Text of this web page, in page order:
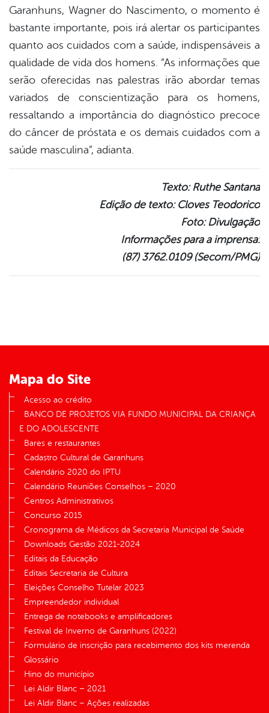
Garanhuns, Wagner do Nascimento, o momento é
bastante importante, pois irá alertar os participantes
quanto aos cuidados com a saúde, indispensáveis a
qualidade de vida dos homens. “As informações que
serão oferecidas nas palestras irão abordar temas
variados de conscientização para os homens,
ressaltando a importância do diagnóstico precoce
do câncer de próstata e os demais cuidados com a
saúde masculina”, adianta.
Texto: Ruthe Santana
Edição de texto: Cloves Teodorico
Foto: Divulgação
Informações para a imprensa:
(87) 3762.0109 (Secom/PMG)
Mapa do Site
Acesso ao crédito
BANCO DE PROJETOS VIA FUNDO MUNICIPAL DA CRIANÇA
E DO ADOLESCENTE
Bares e restaurantes
Cadastro Cultural de Garanhuns
Calendário 2020 do IPTU
Calendário Reuniões Conselhos – 2020
Centros Administrativos
Concurso 2015
Cronograma de Médicos da Secretaria Municipal de Saúde
Downloads Gestão 2021-2024
Editais da Educação
Editais Secretaria de Cultura
Eleições Conselho Tutelar 2023
Empreendedor individual
Entrega de notebooks e amplificadores
Festival de Inverno de Garanhuns (2022)
Formulário de inscrição para recebimento dos kits merenda
Glossário
Hino do município
Lei Aldir Blanc – 2021
Lei Aldir Blanc – Ações realizadas